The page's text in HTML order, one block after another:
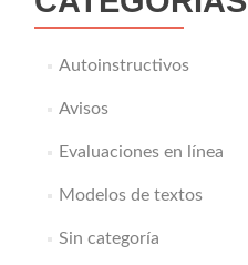
Autoinstructivos
Avisos
Evaluaciones en línea
Modelos de textos
Sin categoría